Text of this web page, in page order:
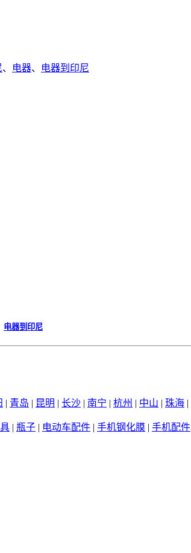
、 电器、 电器到印尼
电器到印尼
| 青岛 | 昆明 | 长沙 | 南宁 | 杭州 | 中山 | 珠海 |
| 瓶子 | 电动车配件 | 手机钢化膜 | 手机配件